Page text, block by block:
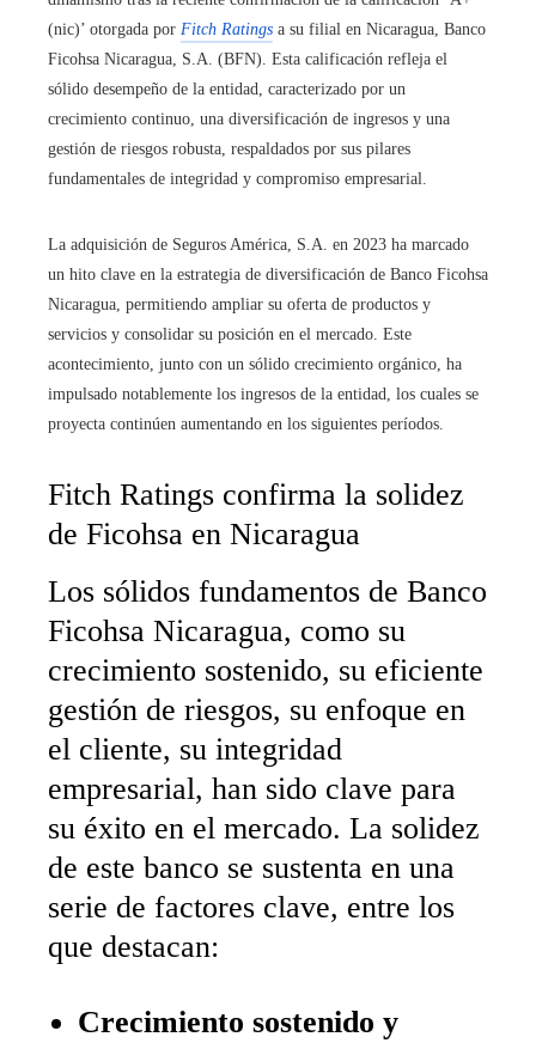
(nic)’ otorgada por Fitch Ratings a su filial en Nicaragua, Banco
Ficohsa Nicaragua, S.A. (BFN). Esta calificación refleja el
sólido desempeño de la entidad, caracterizado por un
crecimiento continuo, una diversificación de ingresos y una
gestión de riesgos robusta, respaldados por sus pilares
fundamentales de integridad y compromiso empresarial.
La adquisición de Seguros América, S.A. en 2023 ha marcado
un hito clave en la estrategia de diversificación de Banco Ficohsa
Nicaragua, permitiendo ampliar su oferta de productos y
servicios y consolidar su posición en el mercado. Este
acontecimiento, junto con un sólido crecimiento orgánico, ha
impulsado notablemente los ingresos de la entidad, los cuales se
proyecta continúen aumentando en los siguientes períodos.
Fitch Ratings confirma la solidez
de Ficohsa en Nicaragua
Los sólidos fundamentos de Banco
Ficohsa Nicaragua, como su
crecimiento sostenido, su eficiente
gestión de riesgos, su enfoque en
el cliente, su integridad
empresarial, han sido clave para
su éxito en el mercado. La solidez
de este banco se sustenta en una
serie de factores clave, entre los
que destacan:
Crecimiento sostenido y